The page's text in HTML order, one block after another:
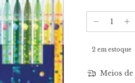
2 em estoque
Meios